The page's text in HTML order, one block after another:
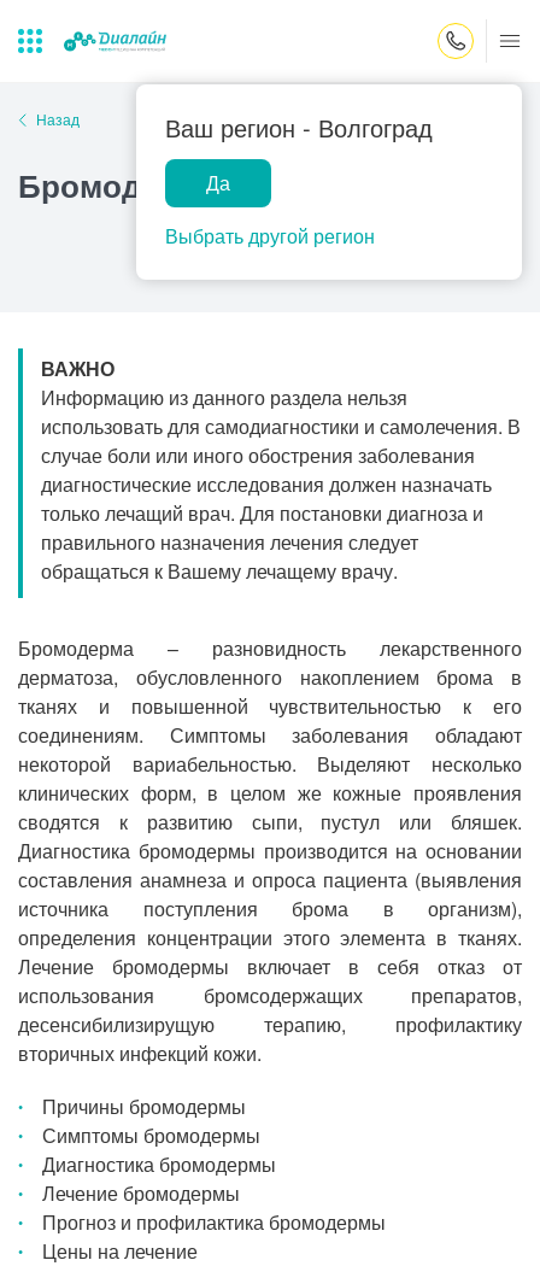
Ваш регион - Волгоград
Да
Выбрать другой регион
Лаборатории
Центр помощи
на дому
Закрыть поиск
Популярные запросы
Прием гинеколога
Прием гастроэнтеролога
Прием офтальмолога
Прием уролога
Прием хирурга
Прием кардиолога
Назад
Бромодерма
ВАЖНО
Информацию из данного раздела нельзя
использовать для самодиагностики и самолечения. В
случае боли или иного обострения заболевания
диагностические исследования должен назначать
только лечащий врач. Для постановки диагноза и
правильного назначения лечения следует
обращаться к Вашему лечащему врачу.
Бромодерма – разновидность лекарственного
дерматоза, обусловленного накоплением брома в
тканях и повышенной чувствительностью к его
соединениям. Симптомы заболевания обладают
некоторой вариабельностью. Выделяют несколько
клинических форм, в целом же кожные проявления
сводятся к развитию сыпи, пустул или бляшек.
Диагностика бромодермы производится на основании
составления анамнеза и опроса пациента (выявления
источника поступления брома в организм),
определения концентрации этого элемента в тканях.
Лечение бромодермы включает в себя отказ от
использования бромсодержащих препаратов,
десенсибилизирущую терапию, профилактику
вторичных инфекций кожи.
Причины бромодермы
Симптомы бромодермы
Диагностика бромодермы
Лечение бромодермы
Прогноз и профилактика бромодермы
Цены на лечение